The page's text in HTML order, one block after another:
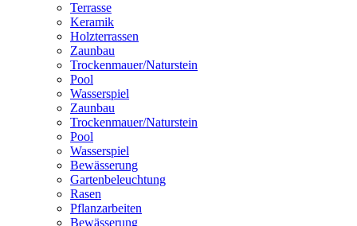
Terrasse
Keramik
Holzterrassen
Zaunbau
Trockenmauer/Naturstein
Pool
Wasserspiel
Zaunbau
Trockenmauer/Naturstein
Pool
Wasserspiel
Bewässerung
Gartenbeleuchtung
Rasen
Pflanzarbeiten
Bewässerung